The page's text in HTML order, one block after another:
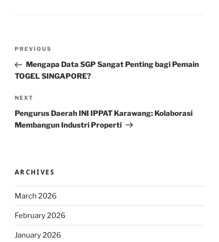
Previous
Post
PREVIOUS
Mengapa Data SGP Sangat Penting bagi Pemain
TOGEL SINGAPORE?
Next
Post
NEXT
Pengurus Daerah INI IPPAT Karawang: Kolaborasi
Membangun Industri Properti
ARCHIVES
March 2026
February 2026
January 2026